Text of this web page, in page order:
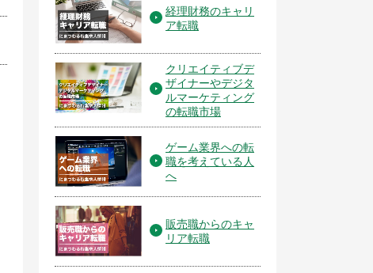
経理財務のキャリ
ア転職
クリエイティブデ
ザイナーやデジタ
ルマーケティング
の転職市場
ゲーム業界への転
職を考えている人
へ
販売職からのキャ
リア転職